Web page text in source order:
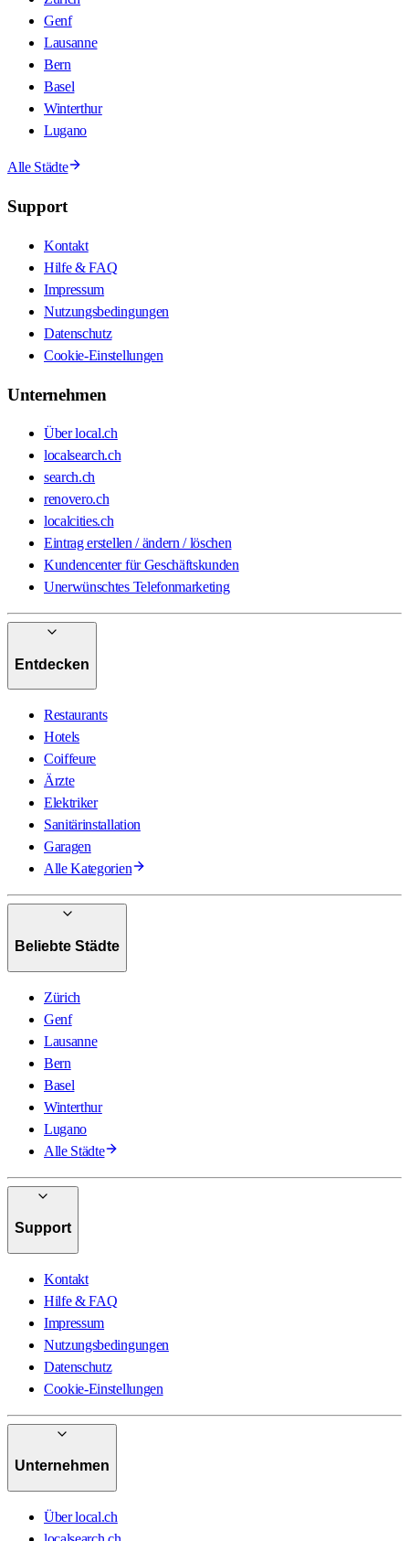
Genf
Lausanne
Bern
Basel
Winterthur
Lugano
Alle Städte
Support
Kontakt
Hilfe & FAQ
Impressum
Nutzungsbedingungen
Datenschutz
Cookie-Einstellungen
Unternehmen
Über local.ch
localsearch.ch
search.ch
renovero.ch
localcities.ch
Eintrag erstellen / ändern / löschen
Kundencenter für Geschäftskunden
Unerwünschtes Telefonmarketing
Entdecken
Restaurants
Hotels
Coiffeure
Ärzte
Elektriker
Sanitärinstallation
Garagen
Alle Kategorien
Beliebte Städte
Zürich
Genf
Lausanne
Bern
Basel
Winterthur
Lugano
Alle Städte
Support
Kontakt
Hilfe & FAQ
Impressum
Nutzungsbedingungen
Datenschutz
Cookie-Einstellungen
Unternehmen
Über local.ch